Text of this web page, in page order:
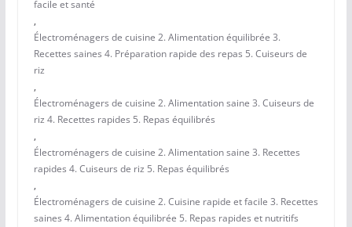
facile et santé
,
Électroménagers de cuisine 2. Alimentation équilibrée 3.
Recettes saines 4. Préparation rapide des repas 5. Cuiseurs de
riz
,
Électroménagers de cuisine 2. Alimentation saine 3. Cuiseurs de
riz 4. Recettes rapides 5. Repas équilibrés
,
Électroménagers de cuisine 2. Alimentation saine 3. Recettes
rapides 4. Cuiseurs de riz 5. Repas équilibrés
,
Électroménagers de cuisine 2. Cuisine rapide et facile 3. Recettes
saines 4. Alimentation équilibrée 5. Repas rapides et nutritifs